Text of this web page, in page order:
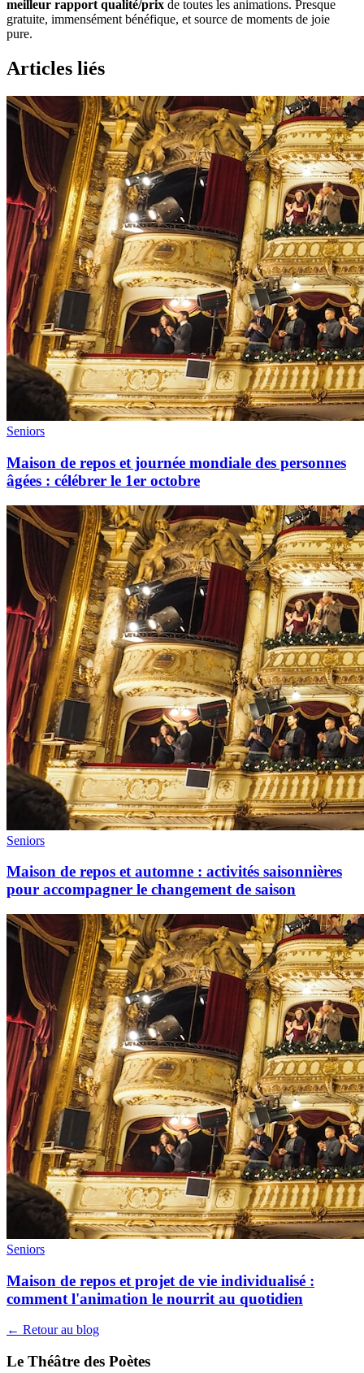
meilleur rapport qualité/prix de toutes les animations. Presque
gratuite, immensément bénéfique, et source de moments de joie
pure.
Articles liés
Seniors
Maison de repos et journée mondiale des personnes
âgées : célébrer le 1er octobre
Seniors
Maison de repos et automne : activités saisonnières
pour accompagner le changement de saison
Seniors
Maison de repos et projet de vie individualisé :
comment l'animation le nourrit au quotidien
← Retour au blog
Le Théâtre des Poètes